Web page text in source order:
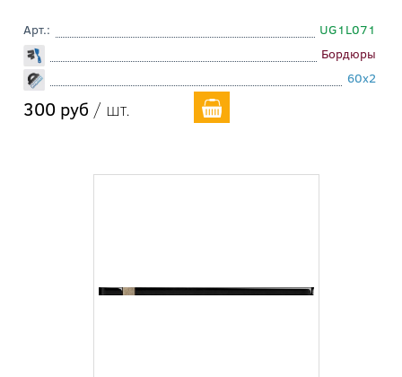
Арт.:
UG1L071
Бордюры
60x2
300 руб / шт.